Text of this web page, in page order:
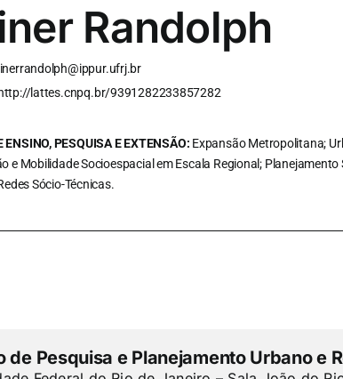
Randolph
http://lattes.cnpq.br/9391282233857282
ENSINO, PESQUISA E EXTENSÃO: Expansão Metropolitana;
e Mobilidade Socioespacial em Escala Regional;
Sócio-Técnicas.
de Pesquisa e Planejamento Urbano e